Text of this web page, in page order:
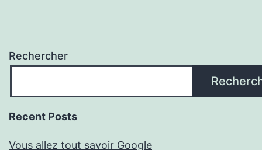
Rechercher
Recent Posts
Vous allez tout savoir Google